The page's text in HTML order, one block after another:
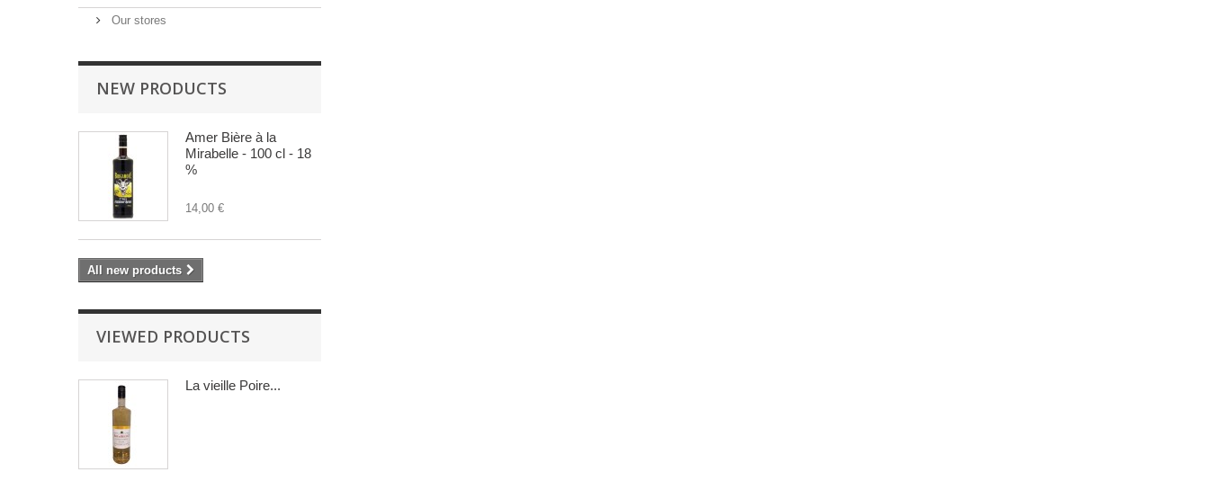
Our stores
NEW PRODUCTS
Amer Bière à la
Mirabelle - 100 cl - 18
%
14,00 €
All new products
VIEWED PRODUCTS
La vieille Poire...